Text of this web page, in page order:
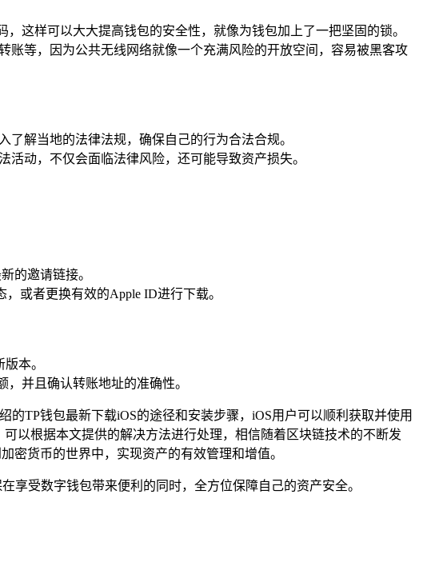
这样可以大大提高钱包的安全性，就像为钱包加上了一把坚固的锁。
等，因为公共无线网络就像一个充满风险的开放空间，容易被黑客攻
解当地的法律法规，确保自己的行为合法合规。
动，不仅会面临法律风险，还可能导致资产损失。
的邀请链接。
或者更换有效的Apple ID进行下载。
本。
并且确认转账地址的准确性。
TP钱包最新下载iOS的途径和安装步骤，iOS用户可以顺利获取并使用
以根据本文提供的解决方法进行处理，相信随着区块链技术的不断发
密货币的世界中，实现资产的有效管理和增值。
享受数字钱包带来便利的同时，全方位保障自己的资产安全。